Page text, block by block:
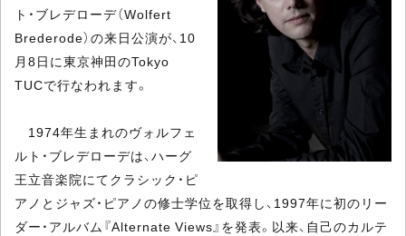
ト・ブレデローデ（Wolfert
Brederode）の来日公演が、10
月8日に東京神田のTokyo
TUCで行なわれます。
1974年生まれのヴォルフェ
ルト・ブレデローデは、ハーグ
王立音楽院にてクラシック・ピ
アノとジャズ・ピアノの修士学位を取得し、1997年に初のリー
ダー・アルバム『Alternate Views』を発表。以来、自己のカルテ